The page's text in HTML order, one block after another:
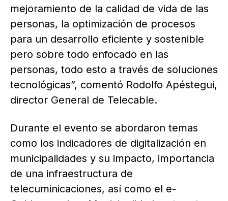
mejoramiento de la calidad de vida de las
personas, la optimización de procesos
para un desarrollo eficiente y sostenible
pero sobre todo enfocado en las
personas, todo esto a través de soluciones
tecnológicas”, comentó Rodolfo Apéstegui,
director General de Telecable.
Durante el evento se abordaron temas
como los indicadores de digitalización en
municipalidades y su impacto, importancia
de una infraestructura de
telecuminicaciones, así como el e-